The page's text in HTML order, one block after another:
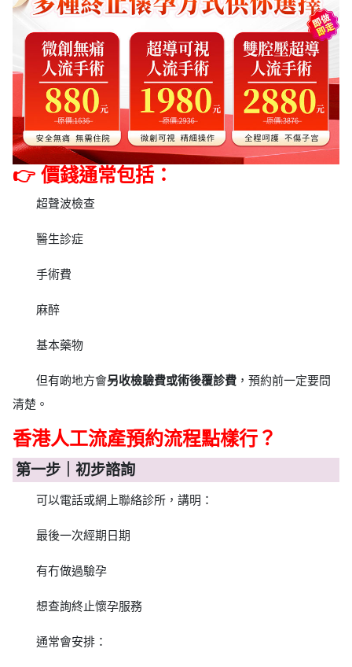
👉 價錢通常包括：
超聲波檢查
醫生診症
手術費
麻醉
基本藥物
但有啲地方會另收檢驗費或術後覆診費 ，預約前一定要問
清楚。
香港人工流產預約流程點樣行？
第一步｜初步諮詢
可以電話或網上聯絡診所，講明：
最後一次經期日期
有冇做過驗孕
想查詢終止懷孕服務
通常會安排：